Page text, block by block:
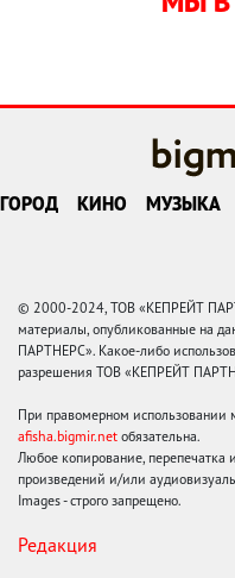
ГОРОД КИНО МУЗЫКА
© 2000-2024, ТОВ «КЕПРЕЙТ
материалы, опубликованные на
ПАРТНЕРС». Какое-либо
разрешения ТОВ «КЕПРЕЙТ
При правомерном использовании
afisha.bigmir.net обязательна.
Любое копирование, перепечатка
произведений и/или
Images - строго запрещено.
Редакция